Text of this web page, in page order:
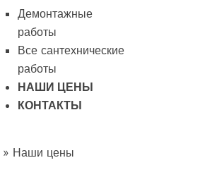
Демонтажные
работы
Все сантехнические
работы
НАШИ ЦЕНЫ
КОНТАКТЫ
» Наши цены